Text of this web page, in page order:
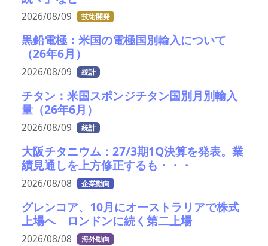
2026/08/09 技術開発
黒鉛電極：米国の電極国別輸入について
（26年6月）
2026/08/09 統計
チタン：米国スポンジチタン国別月別輸入
量（26年6月）
2026/08/09 統計
大阪チタニウム：27/3期1Q決算を発表。業
績見通しを上方修正するも・・・
2026/08/08 企業動向
グレンコア、10月にオーストラリアで株式
上場へ ロンドンに続く第二上場
2026/08/08 海外動向